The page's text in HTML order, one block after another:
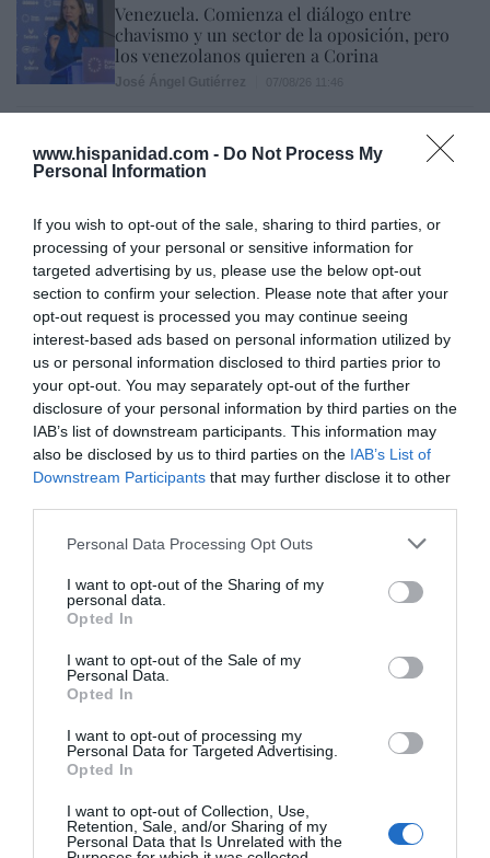
www.hispanidad.com - Do Not Process My
Personal Information
If you wish to opt-out of the sale, sharing to third parties, or
processing of your personal or sensitive information for
targeted advertising by us, please use the below opt-out
section to confirm your selection. Please note that after your
opt-out request is processed you may continue seeing
interest-based ads based on personal information utilized by
us or personal information disclosed to third parties prior to
your opt-out. You may separately opt-out of the further
disclosure of your personal information by third parties on the
IAB’s list of downstream participants. This information may
also be disclosed by us to third parties on the IAB’s List of
Downstream Participants that may further disclose it to other
Personal Data Processing Opt Outs
I want to opt-out of the Sharing of my
personal data.
Opted In
I want to opt-out of the Sale of my
Personal Data.
Opted In
I want to opt-out of processing my
Personal Data for Targeted Advertising.
Opted In
I want to opt-out of Collection, Use,
Retention, Sale, and/or Sharing of my
Personal Data that Is Unrelated with the
Venezuela. Comienza el diálogo entre
chavismo y un sector de la oposición, pero
los venezolanos quieren a Corina
El ‘gran’ logro del ministro Puente: los
usuarios de tren de alta velocidad caen un
Cristina Martín 07/08/26 12:37
SOCIEDAD
Ataque cristianófobo en la muy ‘woke’ ciudad
de Nueva York: destrozan una imagen de la
Virgen María
Redacción 07/08/26 11:46
Marcelo Gullo: “El trabajo de desmitificar la
historia, de poner la verdadera, de
desmontar la falsificación, es un trabajo
cristiano"
por Hispanidad
Artículos anteriores
DIARIO DE LA CORRUPCIÓN SANCHISTA
Diario de la corrupción sanchista. Hazte
Oír se manifiesta delante de La Mareta:
“Pedro Sánchez es un criminal”
por Redacción
Artículos anteriores